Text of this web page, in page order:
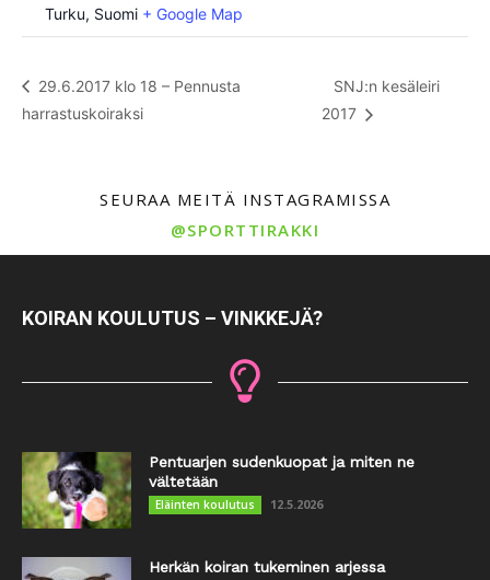
Turku, Suomi + Google Map
29.6.2017 klo 18 – Pennusta
harrastuskoiraksi
SNJ:n kesäleiri
2017
SEURAA MEITÄ INSTAGRAMISSA
@SPORTTIRAKKI
KOIRAN KOULUTUS – VINKKEJÄ?
Pentuarjen sudenkuopat ja miten ne
vältetään
Eläinten koulutus 12.5.2026
Herkän koiran tukeminen arjessa